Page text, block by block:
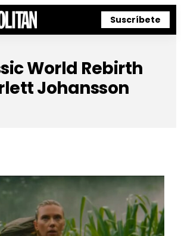
Suscríbete
World Rebirth
Johansson